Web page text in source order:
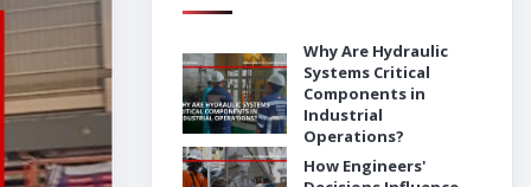
Why Are Hydraulic
Systems Critical
Components in
Industrial
Operations?
How Engineers'